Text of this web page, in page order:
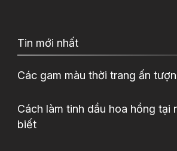
Tin mới nhất
Các gam màu thời trang ấn
Cách làm tinh dầu hoa hồng tại
biết